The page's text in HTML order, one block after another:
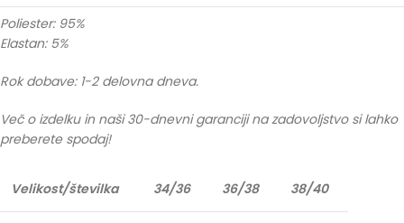
Poliester: 95%
Elastan: 5%
Rok dobave: 1-2 delovna dneva.
Več o izdelku in naši 30-dnevni garanciji na zadovoljstvo si lahko
preberete spodaj!
Velikost/številka 34/36 36/38 38/40